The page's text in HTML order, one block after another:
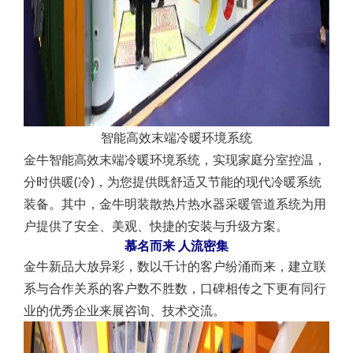
智能高效末端冷暖环境系统
金牛智能高效末端冷暖环境系统，实现家庭分室控温，
分时供暖(冷)，为您提供既舒适又节能的现代冷暖系统
装备。其中，金牛明装散热片热水器采暖管道系统为用
户提供了安全、美观、快捷的安装与升级方案。
慕名而来 人流密集
金牛新品大放异彩，数以千计的客户纷涌而来，建立联
系与合作关系的客户数不胜数，口碑相传之下更有同行
业的优秀企业来展咨询、技术交流。